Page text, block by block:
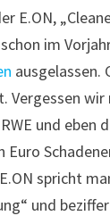
E.ON,
im
ausgelassen.
Vergessen wir
und eben
spricht
und